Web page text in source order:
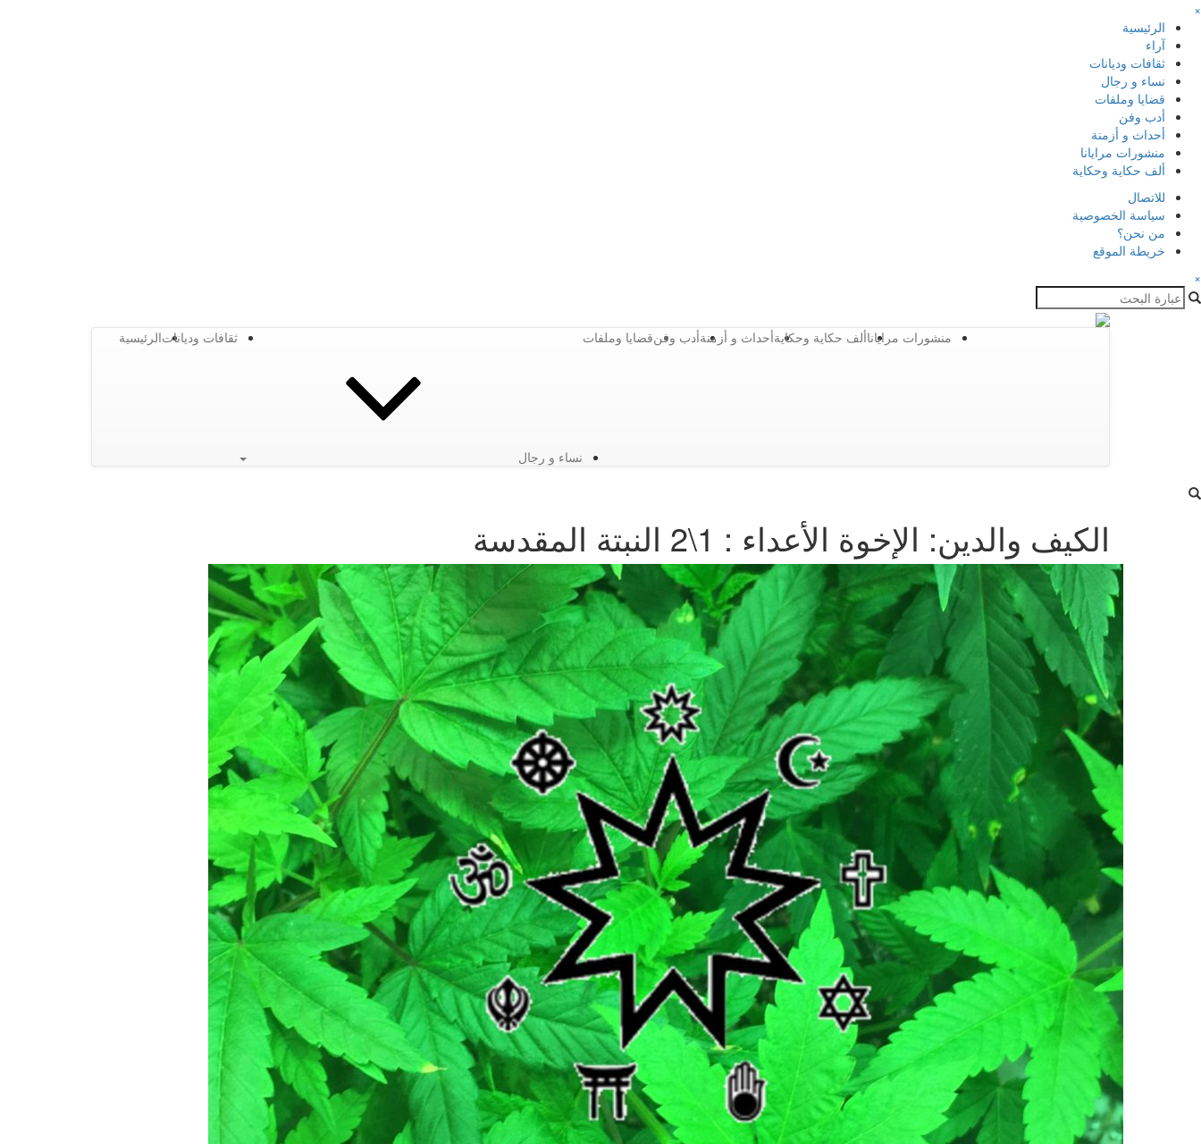
×
الرئيسية
آراء
ثقافات وديانات
نساء و رجال
قضايا وملفات
أدب وفن
أحداث و أزمنة
منشورات مرايانا
ألف حكاية وحكاية
للاتصال
سياسة الخصوصية
من نحن؟
خريطة الموقع
×
الرئيسيةثقافات وديانات
نساء و رجال
قضايا وملفاتأدب وفنأحداث و أزمنةألف حكاية وحكايةمنشورات مرايانا
الكيف والدين: الإخوة الأعداء : 1\2 النبتة المقدسة